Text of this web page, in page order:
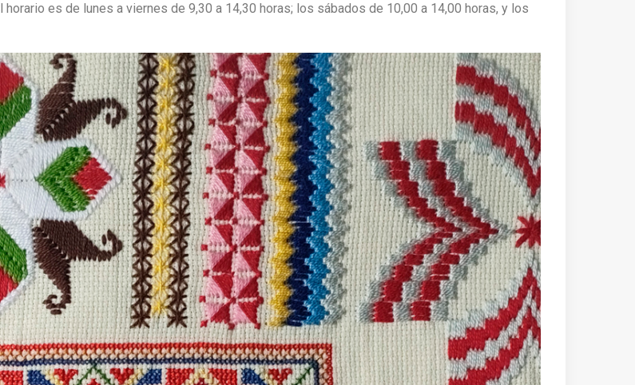
es de lunes a viernes de 9,30 a 14,30 horas; los sábados de 10,00 a 14,00 horas, y los